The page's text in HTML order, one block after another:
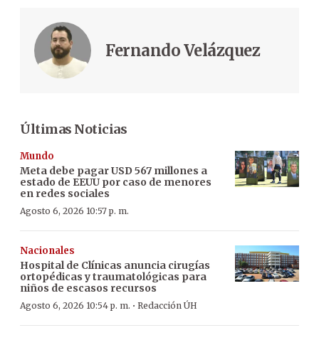
Fernando Velázquez
Últimas Noticias
Mundo
Meta debe pagar USD 567 millones a
estado de EEUU por caso de menores
en redes sociales
Agosto 6, 2026 10:57 p. m.
Nacionales
Hospital de Clínicas anuncia cirugías
ortopédicas y traumatológicas para
niños de escasos recursos
Agosto 6, 2026 10:54 p. m. · Redacción ÚH